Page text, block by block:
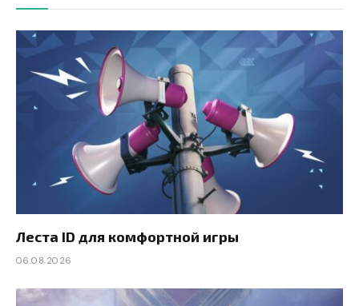
Леста ID для комфортной игры
06.08.2026